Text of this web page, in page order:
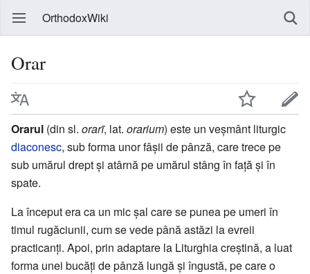
OrthodoxWiki
Orar
Orarul (din sl. orarĩ, lat. orarium) este un veşmânt liturgic
diaconesc, sub forma unor fâşii de pânză, care trece pe
sub umărul drept şi atârnă pe umărul stâng în faţă şi în
spate.
La început era ca un mic şal care se punea pe umeri în
timul rugăciunii, cum se vede până astăzi la evreii
practicanţi. Apoi, prin adaptare la Liturghia creştină, a luat
forma unei bucăţi de pânză lungă şi îngustă, pe care o